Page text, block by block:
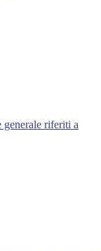
generale riferiti a